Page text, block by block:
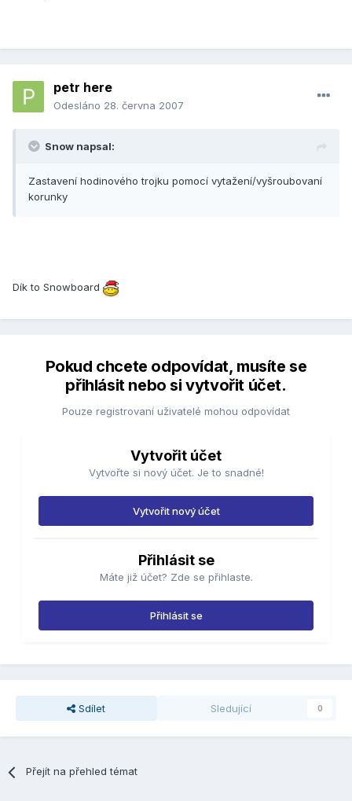
petr here
Odesláno 28. června 2007
Snow napsal:
Zastavení hodinového trojku pomocí vytažení/vyšroubovaní
korunky
Dík to Snowboard
Pokud chcete odpovídat, musíte se
přihlásit nebo si vytvořit účet.
Pouze registrovaní uživatelé mohou odpovídat
Vytvořit účet
Vytvořte si nový účet. Je to snadné!
Vytvořit nový účet
Přihlásit se
Máte již účet? Zde se přihlaste.
Přihlásit se
Sdílet Sledující 0
Přejít na přehled témat